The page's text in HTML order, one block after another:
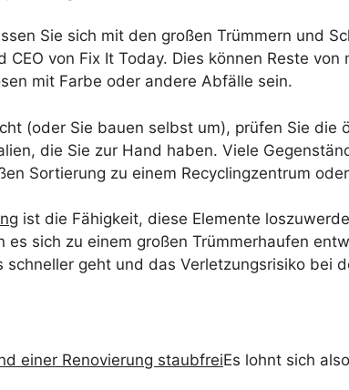
Sie sich mit den großen Trümmern und
CEO von Fix It Today. Dies können Reste
mit Farbe oder andere Abfälle sein.
(oder Sie bauen selbst um), prüfen Sie die
die Sie zur Hand haben. Viele
Sortierung zu einem Recyclingzentrum
ist die Fähigkeit, diese Elemente
sich zu einem großen Trümmerhaufen
geht und das Verletzungsrisiko bei
einer Renovierung staubfreiEs lohnt sich